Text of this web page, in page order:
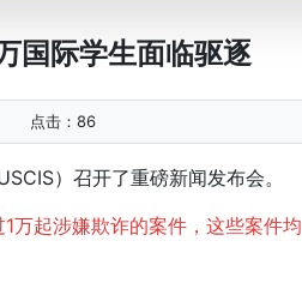
国际学生面临驱逐
点击： 86
）召开了重磅新闻发布会。
万起涉嫌欺诈的案件，这些案件均